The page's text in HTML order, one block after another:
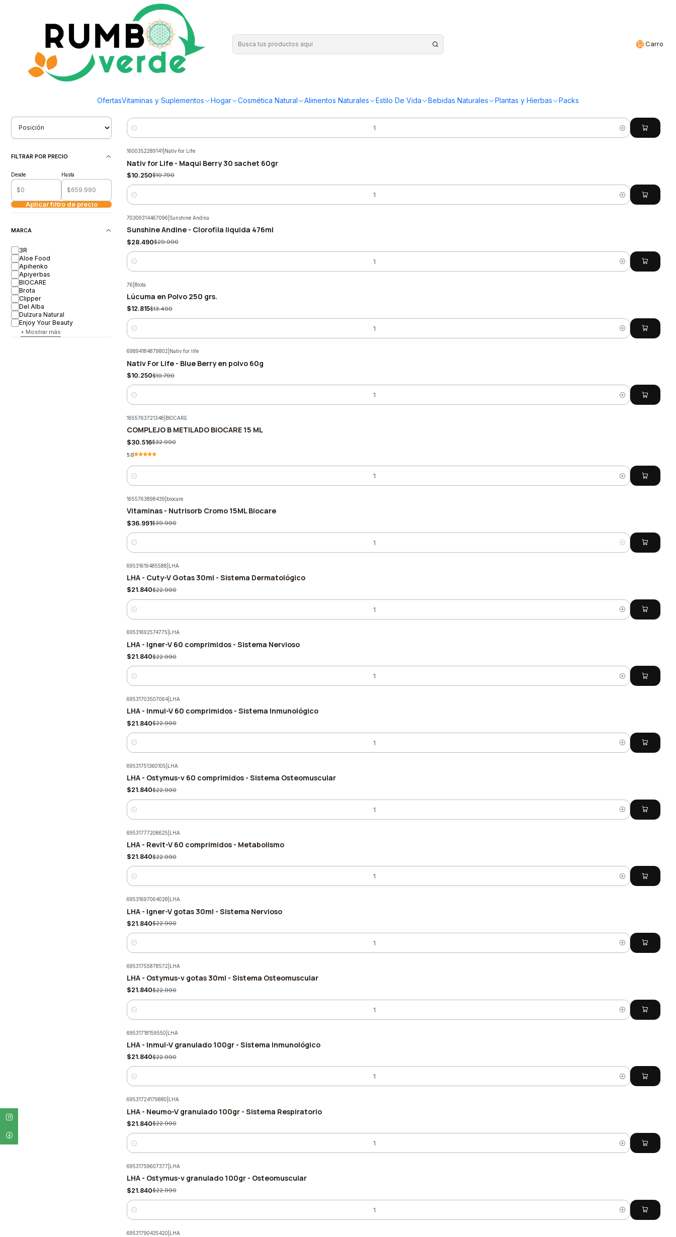
Carro
OfertasVitaminas y Suplementos Hogar Cosmética Natural Alimentos Naturales Estilo De Vida Bebidas Naturales Plantas y Hierbas Packs
Envío gratis por compras sobre los 59.990 en la provincia de Santiago
Vitaminas y Suplementos Detox y Depuración
Detox y Depuración (219 Productos)
Filtrar Productos
FILTRAR POR PRECIO
Desde Hasta
Aplicar filtro de precio
MARCA
3R
Aloe Food
Apihenko
Apiyerbas
BIOCARE
Brota
Clipper
Del Alba
Dulzura Natural
Enjoy Your Beauty
+ Mostrar más
-5%
Maqui 100gr Polvo Brota
Cantidad
-5%
1600352289141 Nativ for Life
Nativ for Life - Maqui Berry 30 sachet 60gr
$10.250$10.790
Cantidad
-5%
70309314467096 Sunshine Andina
Sunshine Andine - Clorofila liquida 476ml
$28.490$29.990
Cantidad
-5%
76 Brota
Lúcuma en Polvo 250 grs.
$12.815$13.490
Cantidad
-5%
69894184879802 Nativ for life
Nativ For Life - Blue Berry en polvo 60g
$10.250$10.790
Cantidad
-7%
1655763721348 BIOCARE
COMPLEJO B METILADO BIOCARE 15 ML
$30.516$32.990
5.0
Cantidad
-7%
1655763898439 biocare
Vitaminas - Nutrisorb Cromo 15ML Biocare
$36.991$39.990
Cantidad
-5%
69531619485588 LHA
LHA - Cuty-V Gotas 30ml - Sistema Dermatológico
$21.840$22.990
Cantidad
-5%
69531692574775 LHA
LHA - Igner-V 60 comprimidos - Sistema Nervioso
$21.840$22.990
Cantidad
-5%
69531703507064| LHA
LHA - Inmul-V 60 comprimidos - Sistema Inmunológico
$21.840$22.990
Cantidad
-5%
69531751360105 LHA
LHA - Ostymus-v 60 comprimidos - Sistema Osteomuscular
$21.840$22.990
Cantidad
-5%
69531777208625 LHA
LHA - Revit-V 60 comprimidos - Metabolismo
$21.840$22.990
Cantidad
-5%
69531697064028 LHA
LHA - Igner-V gotas 30ml - Sistema Nervioso
$21.840$22.990
Cantidad
-5%
69531755878572 LHA
LHA - Ostymus-v gotas 30ml - Sistema Osteomuscular
$21.840$22.990
Cantidad
-5%
69531718159550 LHA
LHA - Inmul-V granulado 100gr - Sistema Inmunológico
$21.840$22.990
Cantidad
-5%
69531724179880 LHA
LHA - Neumo-V granulado 100gr - Sistema Respiratorio
$21.840$22.990
Cantidad
-5%
69531759607377 LHA
LHA - Ostymus-v granulado 100gr - Osteomuscular
$21.840$22.990
Cantidad
69531790435420 LHA